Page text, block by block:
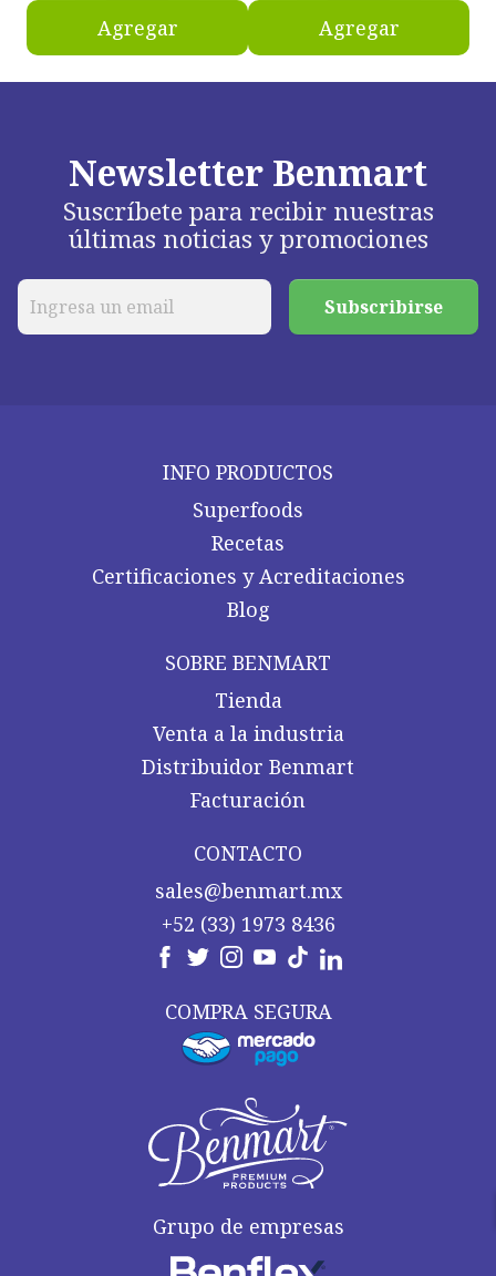
Agregar Agregar
Newsletter Benmart
Suscríbete para recibir nuestras
últimas noticias y promociones
Subscribirse
INFO PRODUCTOS
Superfoods
Recetas
Certificaciones y Acreditaciones
Blog
SOBRE BENMART
Tienda
Venta a la industria
Distribuidor Benmart
Facturación
CONTACTO
sales@benmart.mx
+52 (33) 1973 8436
COMPRA SEGURA
Grupo de empresas